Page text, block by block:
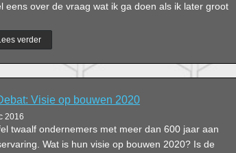
eens over de vraag wat ik ga doen als ik later groot
verder
Visie op bouwen 2020
2016
twaalf ondernemers met meer dan 600 jaar aan
Wat is hun visie op bouwen 2020? Is de